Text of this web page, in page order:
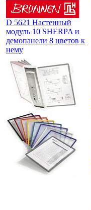
D 5621 Настенный
модуль 10 SHERPA и
демопанели 8 цветов к
нему